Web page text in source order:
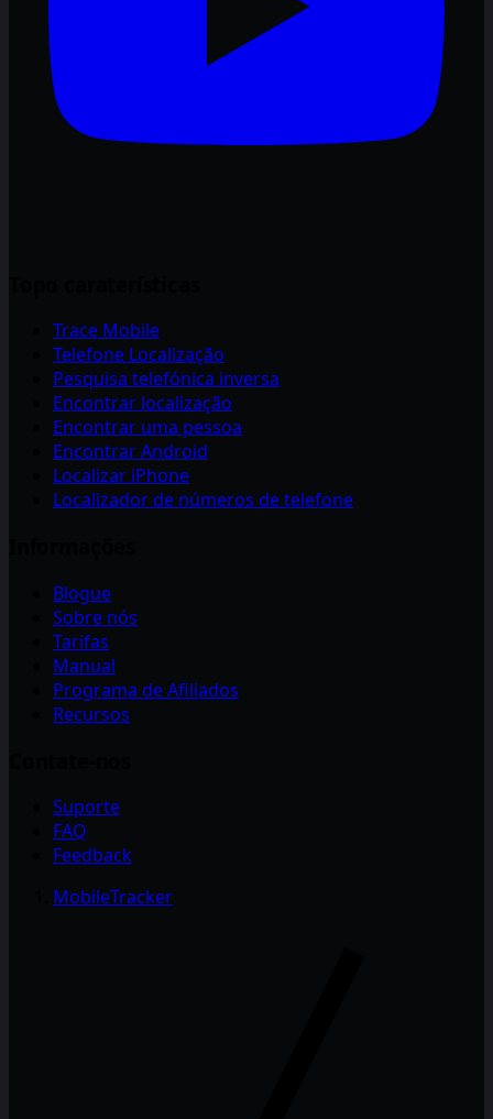
Trace Mobile
Telefone Localização
Pesquisa telefónica inversa
Encontrar localização
Encontrar uma pessoa
Encontrar Android
Localizar iPhone
Localizador de números de telefone
Blogue
Sobre nós
Tarifas
Manual
Programa de Afiliados
Recursos
Suporte
FAQ
Feedback
MobileTracker